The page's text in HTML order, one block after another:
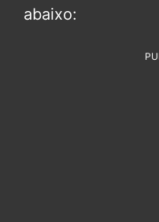
abaixo: